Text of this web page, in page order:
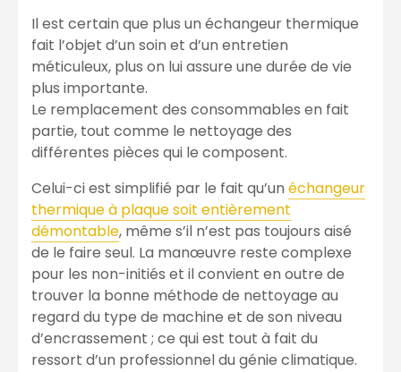
Il est certain que plus un échangeur thermique
fait l’objet d’un soin et d’un entretien
méticuleux, plus on lui assure une durée de vie
plus importante.
Le remplacement des consommables en fait
partie, tout comme le nettoyage des
différentes pièces qui le composent.
Celui-ci est simplifié par le fait qu’un échangeur
thermique à plaque soit entièrement
démontable, même s’il n’est pas toujours aisé
de le faire seul. La manœuvre reste complexe
pour les non-initiés et il convient en outre de
trouver la bonne méthode de nettoyage au
regard du type de machine et de son niveau
d’encrassement ; ce qui est tout à fait du
ressort d’un professionnel du génie climatique.